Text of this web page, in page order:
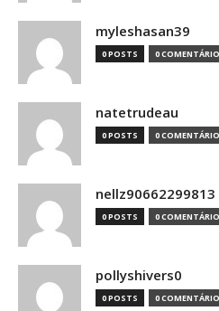
myleshasan39
0 POSTS 0
natetrudeau
0 POSTS 0
nellz90662299813
0 POSTS 0
pollyshivers0
0 POSTS 0